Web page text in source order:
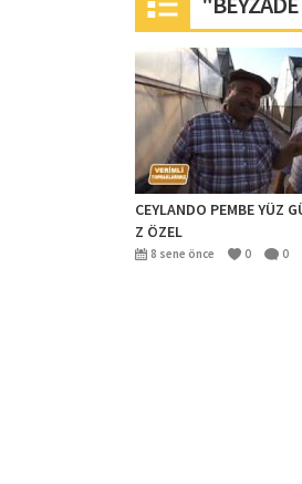
CEYLANDO PEMBE YÜZ
Z ÖZEL
8 sene önce 0 0